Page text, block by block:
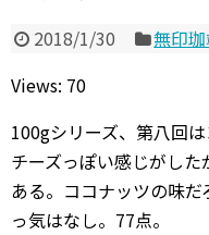
2018/1/30 無印
Views: 70
100gシリーズ、第八回は
チーズっぽい感じがし
ある。ココナッツの味
っ気はなし。77点。